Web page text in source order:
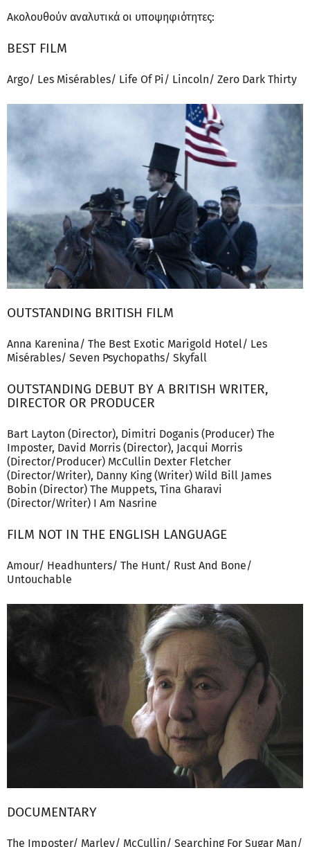
Ακολουθούν αναλυτικά οι υποψηφιότητες:
BEST FILM
Argo/ Les Misérables/ Life Of Pi/ Lincoln/ Zero Dark Thirty
OUTSTANDING BRITISH FILM
Anna Karenina/ The Best Exotic Marigold Hotel/ Les
Misérables/ Seven Psychopaths/ Skyfall
OUTSTANDING DEBUT BY A BRITISH WRITER,
DIRECTOR OR PRODUCER
Bart Layton (Director), Dimitri Doganis (Producer) The
Imposter, David Morris (Director), Jacqui Morris
(Director/Producer) McCullin Dexter Fletcher
(Director/Writer), Danny King (Writer) Wild Bill James
Bobin (Director) The Muppets, Tina Gharavi
(Director/Writer) I Am Nasrine
FILM NOT IN THE ENGLISH LANGUAGE
Amour/ Headhunters/ The Hunt/ Rust And Bone/
Untouchable
DOCUMENTARY
The Imposter/ Marley/ McCullin/ Searching For Sugar Man/